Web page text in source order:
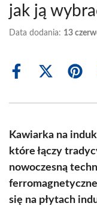
jak ją
Data dodania: 13
Share
Share
(Twitter)
Kawiarka na
które łączy
nowoczesną
się na płytach